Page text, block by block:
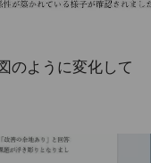
のように変化して